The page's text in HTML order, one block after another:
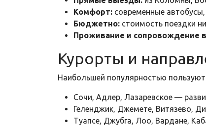
Комфорт: современные
Бюджетно: стоимость поездки
Проживание и сопровождение
Курорты и
Наибольшей популярностью
Сочи, Адлер, Лазаревское —
Геленджик, Джемете, Витязево,
Туапсе, Джубга, Лоо, Вардане,